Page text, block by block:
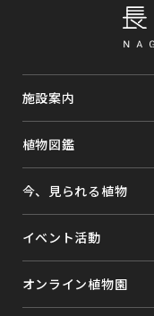
施設案内
植物図鑑
今、見られる植物
イベント活動
オンライン植物園